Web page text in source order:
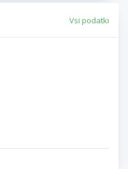
Vsi podatki